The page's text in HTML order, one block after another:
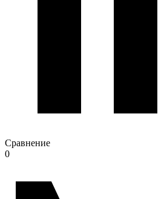
Сравнение
0